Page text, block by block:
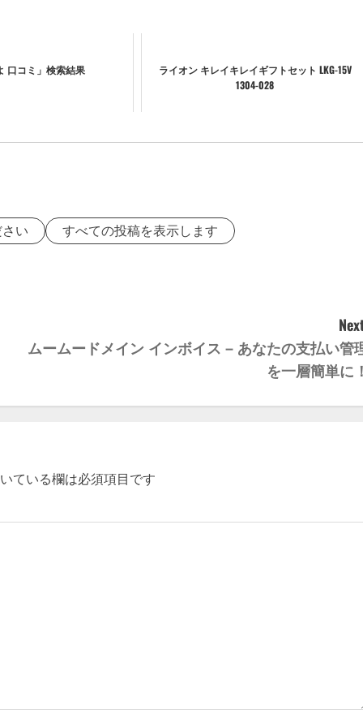
口コミ」検索結果
ライオン キレイキレイギフトセット LKG-15V
1304-028
い すべての投稿を表示します
ムームードメイン インボイス – あなたの支払い管
を一層簡単に
ている欄は必須項目です